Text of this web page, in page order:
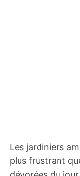
Les jardiniers
plus frustrant